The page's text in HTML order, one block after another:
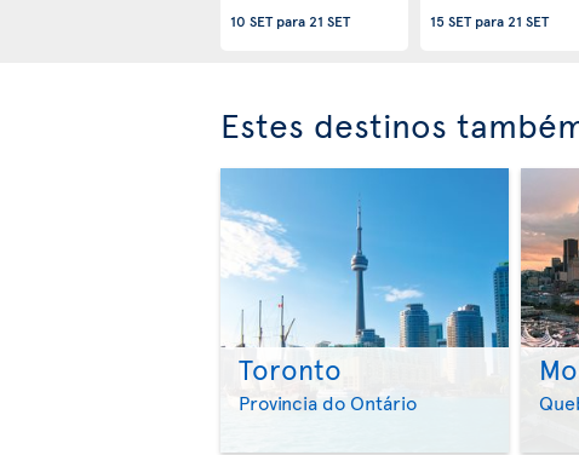
10 SETpara 21 SET
15 SETpara 21 SET
Estes destinos
Toronto
Provincia do Ontário >